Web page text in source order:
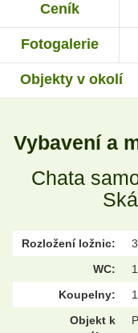
Ceník
Fotogalerie
Objekty v okolí
Vybavení a
Chata
Rozložení ložnic:
WC:
1
Koupelny:
1
Objekt k